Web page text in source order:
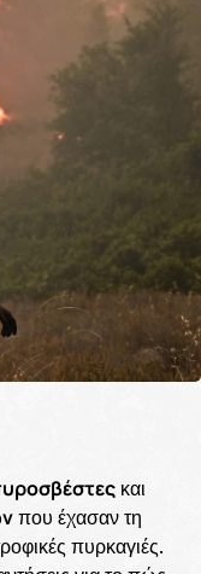
και
που έχασαν τη
πυρκαγιές.